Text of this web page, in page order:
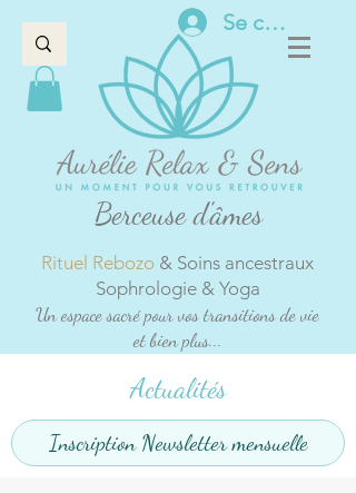
Se connecter
Berceuse d'âmes
Rituel Rebozo & Soins ancestraux
Sophrologie & Yoga
Un espace sacré pour vos transitions de vie
et bien plus...
Actualités
Inscription Newsletter mensuelle